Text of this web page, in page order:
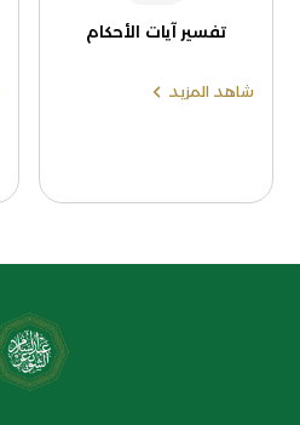
تفسير آيات الأحكام
شاهد المزيد